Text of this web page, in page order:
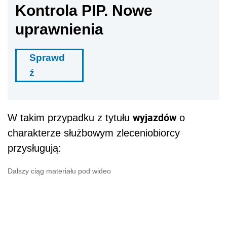
Kontrola PIP. Nowe
uprawnienia
Sprawd
ź
W takim przypadku z tytułu wyjazdów o
charakterze służbowym zleceniobiorcy
przysługują:
Dalszy ciąg materiału pod wideo